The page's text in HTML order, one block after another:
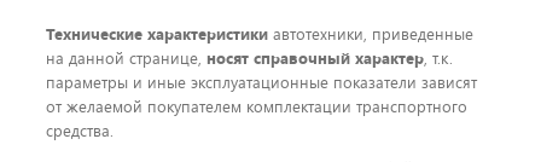
Технические характеристики автотехники, приведенные
на данной странице, носят справочный характер, т.к.
параметры и иные эксплуатационные показатели зависят
от желаемой покупателем комплектации транспортного
средства.